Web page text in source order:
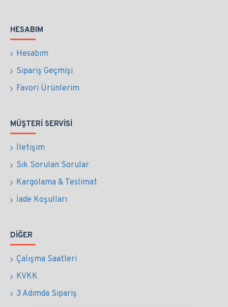
HESABIM
Hesabım
Sipariş Geçmişi
Favori Ürünlerim
MÜŞTERI SERVISI
İletişim
Sık Sorulan Sorular
Kargolama & Teslimat
İade Koşulları
DIĞER
Çalışma Saatleri
KVKK
3 Adımda Sipariş